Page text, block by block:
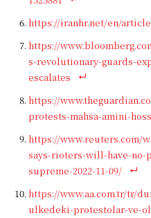
https://iranhr.net/en/
https://
s-revolutionary-guards-
escalates
https://
protests-mahsa-amini-
https://www.reuters.com/
says-rioters-will-have-
supreme-2022-11-09/
https://www.aa.com.tr/tr/
ulkedeki-protestolar-ve-